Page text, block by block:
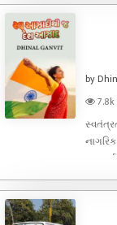
હોય
by
7.8k
૨૦૦
એ